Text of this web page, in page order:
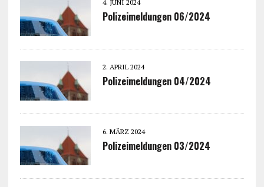
4. JUNI 2024
Polizeimeldungen 06/2024
2. APRIL 2024
Polizeimeldungen 04/2024
6. MÄRZ 2024
Polizeimeldungen 03/2024